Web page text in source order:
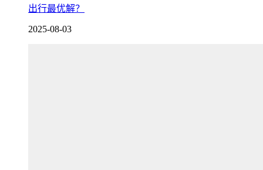
出行最优解？
2025-08-03